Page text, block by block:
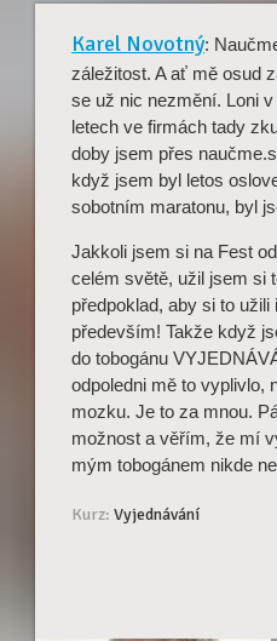
Karel Novotný:
záležitost. A ať mě osud
se už nic nezmění. Loni
letech ve firmách tady
doby jsem přes
když jsem byl letos
sobotním maratonu, byl
Jakkoli jsem si na Fest
celém světě, užil jsem si
předpoklad, aby si to
především! Takže když
do tobogánu
odpoledni mě to vyplivlo,
mozku. Je to za mnou.
možnost a věřím, že mí
mým tobogánem nikde
Kurz: Vyjednávání